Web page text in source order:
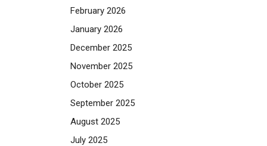
February 2026
January 2026
December 2025
November 2025
October 2025
September 2025
August 2025
July 2025